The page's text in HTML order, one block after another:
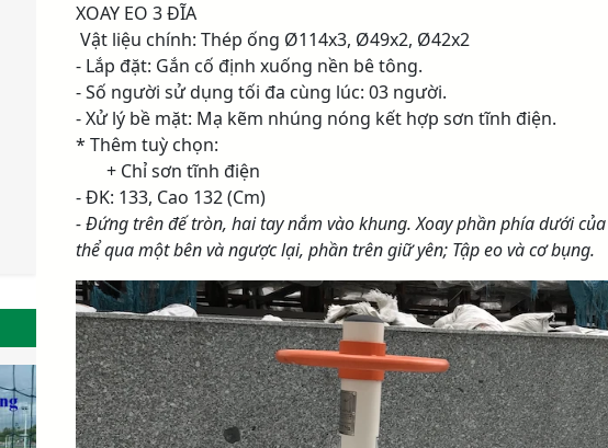
XOAY EO 3 ĐĨA
­ Vật liệu chính: Thép ống Ø114x3, Ø49x2, Ø42x2
- Lắp đặt: Gắn cố định xuống nền bê tông.
- Số người sử dụng tối đa cùng lúc: 03 người.
- Xử lý bề mặt: Mạ kẽm nhúng nóng kết hợp sơn tĩnh điện.
* Thêm tuỳ chọn:
+ Chỉ sơn tĩnh điện
- ĐK: 133, Cao 132 (Cm)
- Đứng trên đế tròn, hai tay nắm vào khung. Xoay phần phía dưới
thể qua một bên và ngược lại, phần trên giữ yên; Tập eo và cơ bụng.